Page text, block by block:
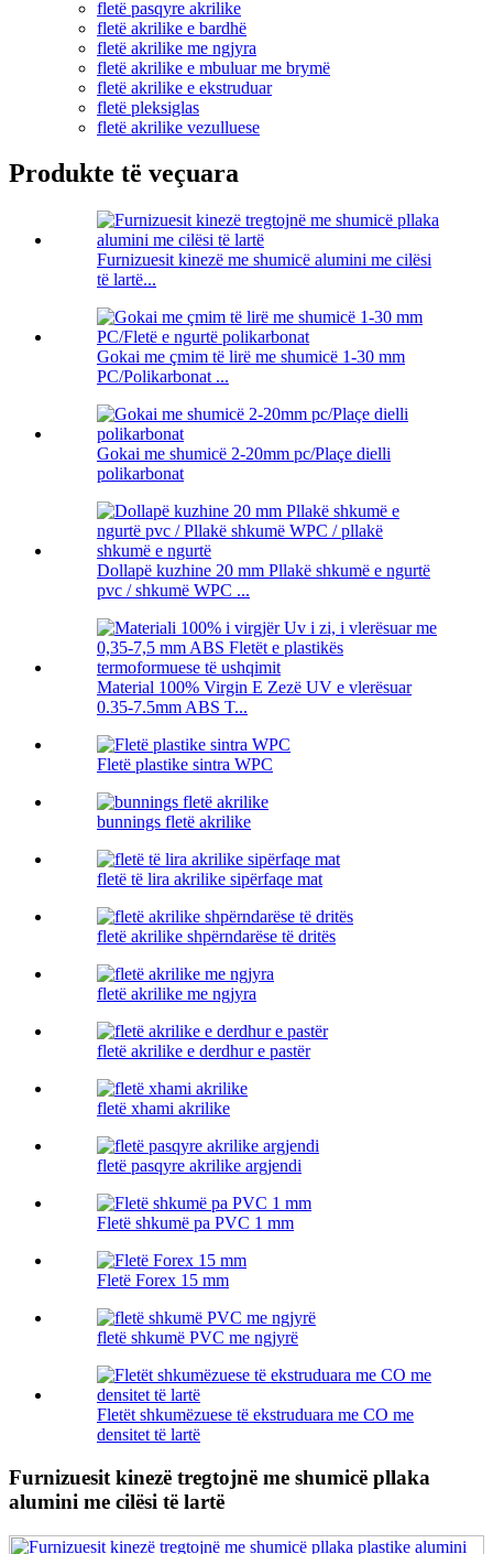
fletë pasqyre akrilike
fletë akrilike e bardhë
fletë akrilike me ngjyra
fletë akrilike e mbuluar me brymë
fletë akrilike e ekstruduar
fletë pleksiglas
fletë akrilike vezulluese
Produkte të veçuara
Furnizuesit kinezë me shumicë alumini me cilësi
të lartë...
Gokai me çmim të lirë me shumicë 1-30 mm
PC/Polikarbonat ...
Gokai me shumicë 2-20mm pc/Plaçe dielli
polikarbonat
Dollapë kuzhine 20 mm Pllakë shkumë e ngurtë
pvc / shkumë WPC ...
Material 100% Virgin E Zezë UV e vlerësuar
0.35-7.5mm ABS T...
Fletë plastike sintra WPC
bunnings fletë akrilike
fletë të lira akrilike sipërfaqe mat
fletë akrilike shpërndarëse të dritës
fletë akrilike me ngjyra
fletë akrilike e derdhur e pastër
fletë xhami akrilike
fletë pasqyre akrilike argjendi
Fletë shkumë pa PVC 1 mm
Fletë Forex 15 mm
fletë shkumë PVC me ngjyrë
Fletët shkumëzuese të ekstruduara me CO me
densitet të lartë
Furnizuesit kinezë tregtojnë me shumicë pllaka
alumini me cilësi të lartë